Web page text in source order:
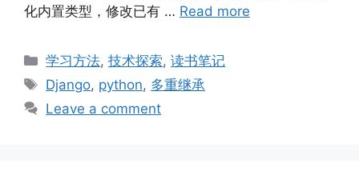
化内置类型，修改已有 … Read more
Categories
学习方法,技术探索,读书笔记
Tags
Django, python, 多重继承
Leave a comment